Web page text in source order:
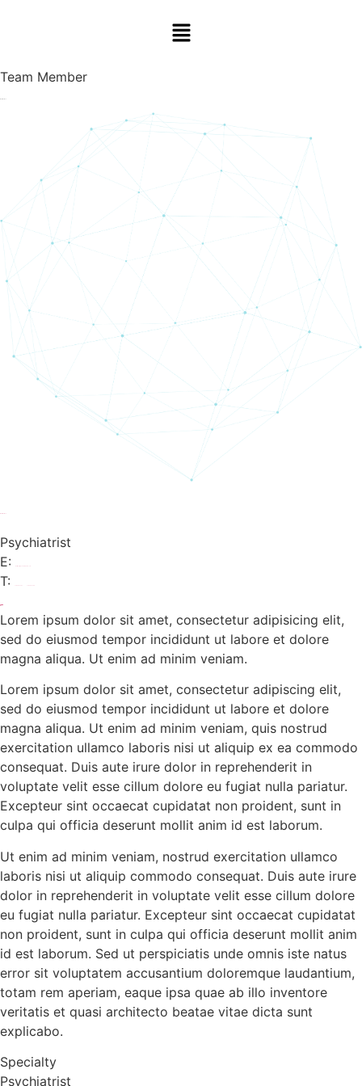
Team Member
Psychiatrist
E:
T:
Lorem ipsum dolor sit amet, consectetur adipisicing elit,
sed do eiusmod tempor incididunt ut labore et dolore
magna aliqua. Ut enim ad minim veniam.
Lorem ipsum dolor sit amet, consectetur adipiscing elit,
sed do eiusmod tempor incididunt ut labore et dolore
magna aliqua. Ut enim ad minim veniam, quis nostrud
exercitation ullamco laboris nisi ut aliquip ex ea commodo
consequat. Duis aute irure dolor in reprehenderit in
voluptate velit esse cillum dolore eu fugiat nulla pariatur.
Excepteur sint occaecat cupidatat non proident, sunt in
culpa qui officia deserunt mollit anim id est laborum.
Ut enim ad minim veniam, nostrud exercitation ullamco
laboris nisi ut aliquip commodo consequat. Duis aute irure
dolor in reprehenderit in voluptate velit esse cillum dolore
eu fugiat nulla pariatur. Excepteur sint occaecat cupidatat
non proident, sunt in culpa qui officia deserunt mollit anim
id est laborum. Sed ut perspiciatis unde omnis iste natus
error sit voluptatem accusantium doloremque laudantium,
totam rem aperiam, eaque ipsa quae ab illo inventore
veritatis et quasi architecto beatae vitae dicta sunt
explicabo.
Specialty
Psychiatrist